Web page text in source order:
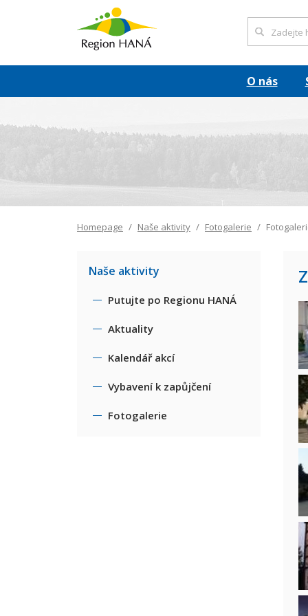
O nás
Homepage Naše aktivity Fotogalerie
Naše aktivity
Putujte po Regionu HANÁ
Aktuality
Kalendář akcí
Vybavení k zapůjčení
Fotogalerie